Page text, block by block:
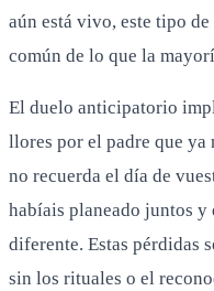
aún está vivo, este tipo
común de lo que la
El duelo anticipatorio
llores por el padre que ya
no recuerda el día de
habíais planeado juntos y
diferente. Estas pérdidas
sin los rituales o el